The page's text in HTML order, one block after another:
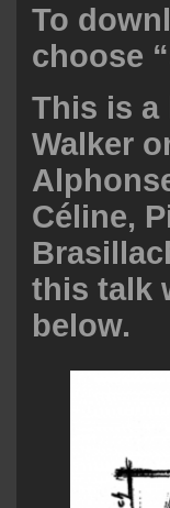
To
choose
This is a
Walker
Céline,
this talk
below.